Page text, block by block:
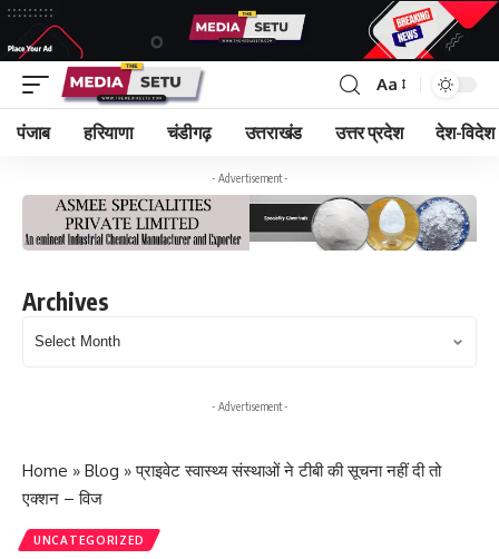
Aa
पंजाब हरियाणा चंडीगढ़ उत्तराखंड उत्तर प्रदेश देश-विदेश
- Advertisement -
Archives
- Advertisement -
Home » Blog »प्राइवेट स्वास्थ्य संस्थाओं ने टीबी की सूचना नहीं दी तो
एक्शन – विज
UNCATEGORIZED